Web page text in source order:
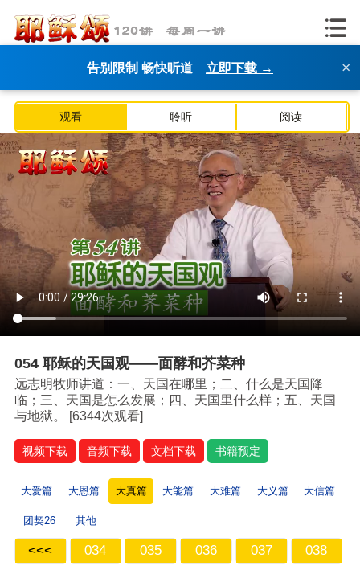
告别限制 畅快听道 立即下载 → ×
观看 聆听 阅读
054 耶稣的天国观——面酵和芥菜种
远志明牧师讲道：一、天国在哪里；二、什么是天国降
临；三、天国是怎么发展；四、天国里什么样；五、天国
与地狱。 [6344次观看]
视频下载 音频下载 文档下载 书籍预定
大爱篇 大恩篇 大真篇 大能篇 大难篇 大义篇 大信篇
团契26 其他
<<< 034 035 036 037
038